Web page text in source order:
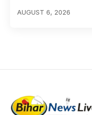
AUGUST 6, 2026